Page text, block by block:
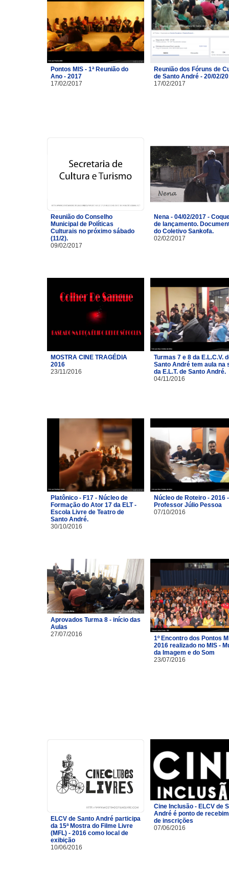
Pontos MIS - 1ª Reunião do
Ano - 2017
17/02/2017
Reunião dos Fóruns de
de Santo André - 20/02/
17/02/2017
Reunião do Conselho
Municipal de Políticas
Culturais no próximo sábado
(11/2).
09/02/2017
Nena - 04/02/2017 -
de lançamento.
do Coletivo Sankofa.
02/02/2017
MOSTRA CINE TRAGÉDIA
2016
23/11/2016
Turmas 7 e 8 da E.L.C.V.
Santo André tem aula na
da E.L.T. de Santo André.
04/11/2016
Platônico - F17 - Núcleo de
Formação do Ator 17 da ELT -
Escola Livre de Teatro de
Santo André.
30/10/2016
Núcleo de Roteiro - 2016 -
Professor Júlio Pessoa
07/10/2016
Aprovados Turma 8 - início das
Aulas
27/07/2016
1º Encontro dos Pontos
2016 realizado no MIS -
da Imagem e do Som
23/07/2016
ELCV de Santo André participa
da 15ª Mostra do Filme Livre
(MFL) - 2016 como local de
exibição
10/06/2016
Cine Inclusão - ELCV de
André é ponto de
de inscrições
07/06/2016